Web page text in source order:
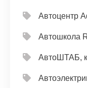
Автоцентр
Автошкола
АвтоШТАБ,